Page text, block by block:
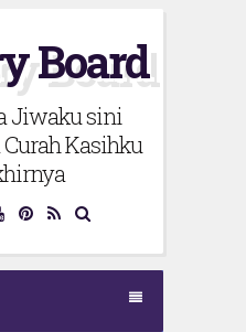
Board
Jiwaku sini
Kasihku